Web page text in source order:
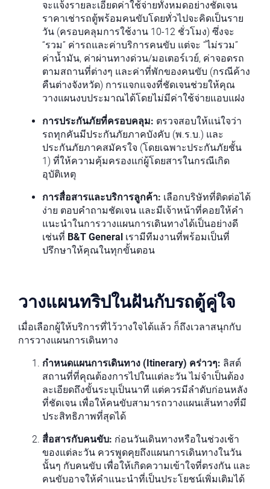
จะแจ้งรายละเอียดค่าใช้จ่ายทั้งหมดอย่างชัดเจน
ราคาเช่ารถตู้พร้อมคนขับโดยทั่วไปจะคิดเป็นราย
วัน (ครอบคลุมการใช้งาน 10-12 ชั่วโมง) ซึ่งจะ
“รวม” ค่ารถและค่าบริการคนขับ แต่จะ “ไม่รวม”
ค่าน้ำมัน, ค่าผ่านทางด่วน/มอเตอร์เวย์, ค่าจอดรถ
ตามสถานที่ต่างๆ และค่าที่พักของคนขับ (กรณีค้าง
คืนต่างจังหวัด) การแจกแจงที่ชัดเจนช่วยให้คุณ
วางแผนงบประมาณได้โดยไม่มีค่าใช้จ่ายแอบแฝง
การประกันภัยที่ครอบคลุม: ตรวจสอบให้แน่ใจว่า
รถทุกคันมีประกันภัยภาคบังคับ (พ.ร.บ.) และ
ประกันภัยภาคสมัครใจ (โดยเฉพาะประกันภัยชั้น
1) ที่ให้ความคุ้มครองแก่ผู้โดยสารในกรณีเกิด
อุบัติเหตุ
การสื่อสารและบริการลูกค้า: เลือกบริษัทที่ติดต่อได้
ง่าย ตอบคำถามชัดเจน และมีเจ้าหน้าที่คอยให้คำ
แนะนำในการวางแผนการเดินทางได้เป็นอย่างดี
เช่นที่ B&T General เรามีทีมงานที่พร้อมเป็นที่
ปรึกษาให้คุณในทุกขั้นตอน
วางแผนทริปในฝันกับรถตู้คู่ใจ
เมื่อเลือกผู้ให้บริการที่ไว้วางใจได้แล้ว ก็ถึงเวลาสนุกกับ
การวางแผนการเดินทาง
กำหนดแผนการเดินทาง (Itinerary) คร่าวๆ: ลิสต์
สถานที่ที่คุณต้องการไปในแต่ละวัน ไม่จำเป็นต้อง
ละเอียดถึงขั้นระบุเป็นนาที แต่ควรมีลำดับก่อนหลัง
ที่ชัดเจน เพื่อให้คนขับสามารถวางแผนเส้นทางที่มี
ประสิทธิภาพที่สุดได้
สื่อสารกับคนขับ: ก่อนวันเดินทางหรือในช่วงเช้า
ของแต่ละวัน ควรพูดคุยถึงแผนการเดินทางในวัน
นั้นๆ กับคนขับ เพื่อให้เกิดความเข้าใจที่ตรงกัน และ
คนขับอาจให้คำแนะนำที่เป็นประโยชน์เพิ่มเติมได้